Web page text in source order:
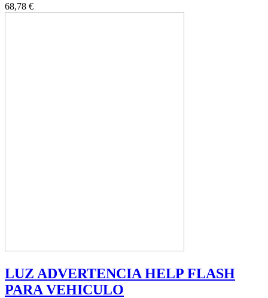
68,78 €
LUZ ADVERTENCIA HELP FLASH
PARA VEHICULO